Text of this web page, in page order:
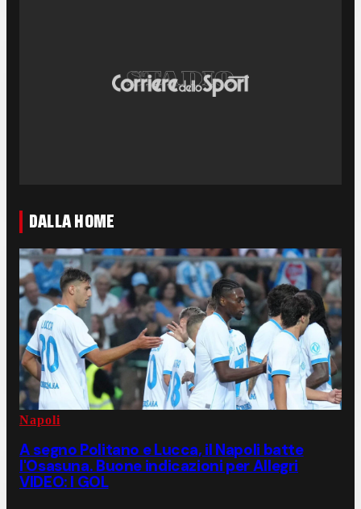
DALLA HOME
Napoli
A segno Politano e Lucca, il Napoli batte
l'Osasuna. Buone indicazioni per Allegri
VIDEO: I GOL